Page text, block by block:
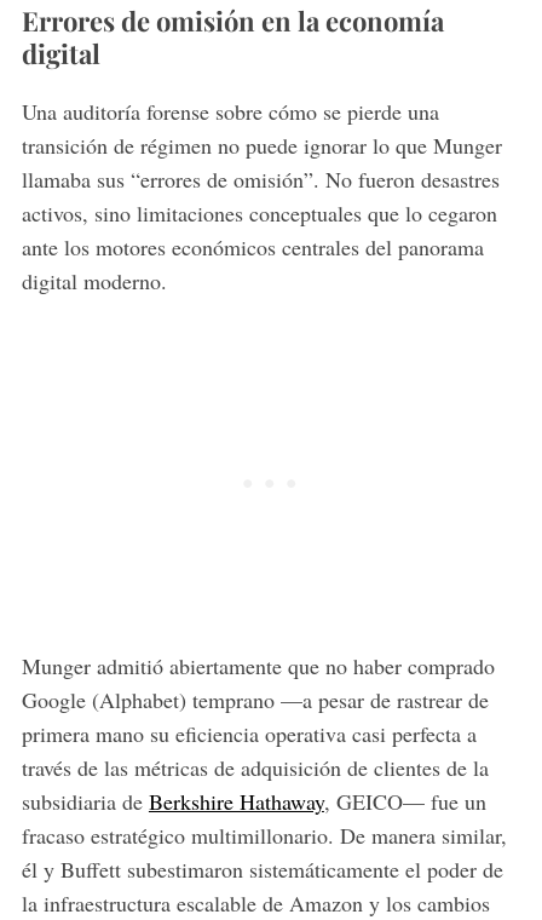
Errores de omisión en la economía
digital
Una auditoría forense sobre cómo se pierde una
transición de régimen no puede ignorar lo que Munger
llamaba sus “errores de omisión”. No fueron desastres
activos, sino limitaciones conceptuales que lo cegaron
ante los motores económicos centrales del panorama
digital moderno.
Munger admitió abiertamente que no haber comprado
Google (Alphabet) temprano —a pesar de rastrear de
primera mano su eficiencia operativa casi perfecta a
través de las métricas de adquisición de clientes de la
subsidiaria de Berkshire Hathaway, GEICO— fue un
fracaso estratégico multimillonario. De manera similar,
él y Buffett subestimaron sistemáticamente el poder de
la infraestructura escalable de Amazon y los cambios